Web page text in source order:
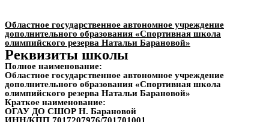
Областное государственное автономное учреждение
дополнительного образования «Спортивная школа
олимпийского резерва Натальи Барановой»
Реквизиты школы
Полное наименование:
Областное государственное автономное учреждение
дополнительного образования «Спортивная школа
олимпийского резерва Натальи Барановой»
Краткое наименование:
ОГАУ ДО СШОР Н. Барановой